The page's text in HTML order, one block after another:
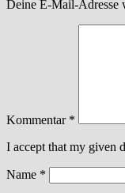
Deine E-Mail-Adresse
Kommentar *
I accept that my given
Name *